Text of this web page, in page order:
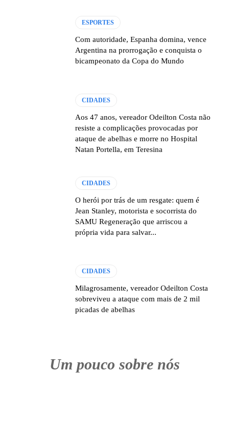
ESPORTES
Com autoridade, Espanha domina, vence
Argentina na prorrogação e conquista o
bicampeonato da Copa do Mundo
CIDADES
Aos 47 anos, vereador Odeilton Costa não
resiste a complicações provocadas por
ataque de abelhas e morre no Hospital
Natan Portella, em Teresina
CIDADES
O herói por trás de um resgate: quem é
Jean Stanley, motorista e socorrista do
SAMU Regeneração que arriscou a
própria vida para salvar...
CIDADES
Milagrosamente, vereador Odeilton Costa
sobreviveu a ataque com mais de 2 mil
picadas de abelhas
Um pouco sobre nós